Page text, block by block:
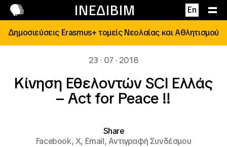
ΙΝΕΔΙΒΙΜ En
Επικοινωνία
Δημοσιεύσεις Erasmus+ τομείς Νεολαίας και Αθλητισμού
23 · 07 · 2018
Κίνηση Εθελοντών SCI Ελλάς
– Act for Peace !!
Share
Facebook,X, Email,Αντιγραφή Συνδέσμου